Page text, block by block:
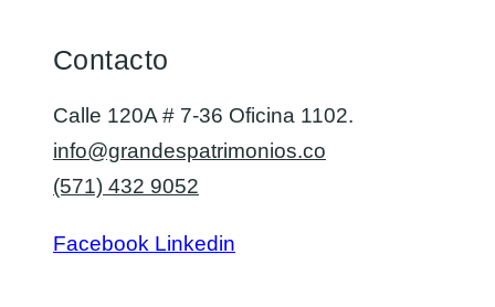
Contacto
Calle 120A # 7-36 Oficina 1102.
info@grandespatrimonios.co
(571) 432 9052
Facebook Linkedin